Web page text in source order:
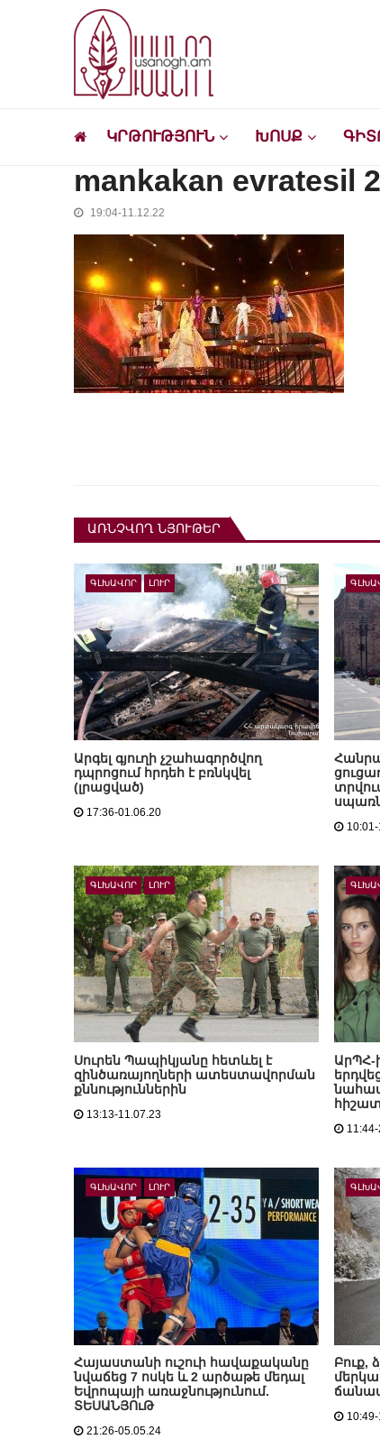
ԿՐԹՈՒԹՅՈՒՆ ԽՈՍՔ
mankakan evratesil
19:04-11.12.22
ԱՌՆՉՎՈՂ ՆՅՈՒԹԵՐ
ԳԼԽԱՎՈՐ ԼՈՒՐ
Արգել գյուղի չշահագործվող
դպրոցում հրդեհ է բռնկվել
(լրացված)
17:36-01.06.20
ԳԼԽԱՎՈՐ ԼՈՒՐ
Սուրեն Պապիկյանը հետևել է
զինծառայողների ատեստավորման
քննություններին
13:13-11.07.23
ԱրՊՀ-
ԳԼԽԱՎՈՐ ԼՈՒՐ
Հայաստանի ուշուի հավաքականը
նվաճեց 7 ոսկե և 2 արծաթե մեդալ
Եվրոպայի առաջնությունում.
ՏԵՍԱՆՅՈւԹ
21:26-05.05.24
Բուք,